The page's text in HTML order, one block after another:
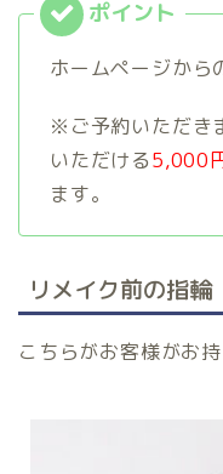
ホームページから
※ご予約いただき
いただける5,000
ます。
リメイク前の指輪
こちらがお客様がお